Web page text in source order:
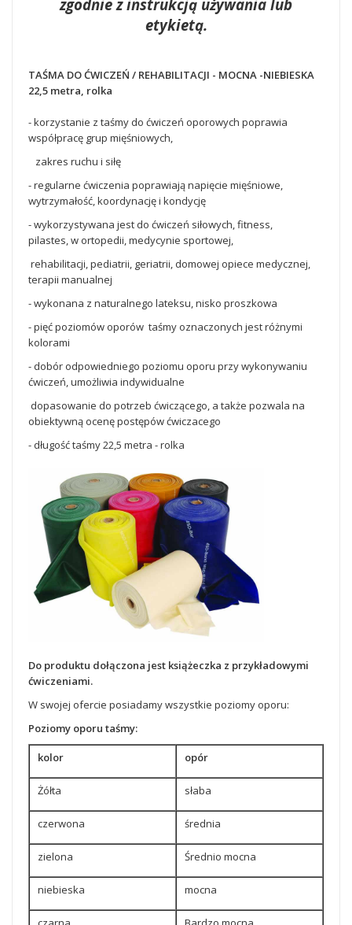
zgodnie z instrukcją używania lub
etykietą.
TAŚMA DO ĆWICZEŃ / REHABILITACJI - MOCNA -NIEBIESKA
22,5 metra, rolka
- korzystanie z taśmy do ćwiczeń oporowych poprawia
współpracę grup mięśniowych,
zakres ruchu i siłę
- regularne ćwiczenia poprawiają napięcie mięśniowe,
wytrzymałość, koordynację i kondycję
- wykorzystywana jest do ćwiczeń siłowych, fitness,
pilastes, w ortopedii, medycynie sportowej,
rehabilitacji, pediatrii, geriatrii, domowej opiece medycznej,
terapii manualnej
- wykonana z naturalnego lateksu, nisko proszkowa
- pięć poziomów oporów taśmy oznaczonych jest różnymi
kolorami
- dobór odpowiedniego poziomu oporu przy wykonywaniu
ćwiczeń, umożliwia indywidualne
dopasowanie do potrzeb ćwiczącego, a także pozwala na
obiektywną ocenę postępów ćwiczacego
- długość taśmy 22,5 metra - rolka
Do produktu dołączona jest książeczka z przykładowymi
ćwiczeniami.
W swojej ofercie posiadamy wszystkie poziomy oporu:
Poziomy oporu taśmy:
kolor opór
Żółta słaba
czerwona średnia
zielona Średnio mocna
niebieska mocna